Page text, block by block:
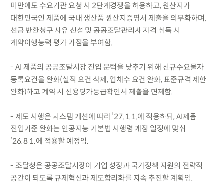
미만에도 수요기관 요청 시 2단계경쟁을 허용하고, 원산지가
대한민국인 제품에 국내 생산품 원산지증명서 제출을 의무화하며,
선금 반환청구 사유 신설 및 공공조달관리사 자격 취득 시
계약이행능력 평가 가점을 부여함.
- AI 제품의 공공조달시장 진입 문턱을 낮추기 위해 신규수요물자
등록요건을 완화(실적 요건 삭제, 업체수 요건 완화, 표준규격 제한
완화)하고 계약 시 신용평가등급확인서 제출을 면제함.
- 제도 시행은 시스템 개선에 따라 ’27.1.1.에 적용하되, AI제품
진입기준 완화는 인공지능 기본법 시행령 개정 일정에 맞춰
’26.8.1.에 적용할 예정임.
- 조달청은 공공조달시장이 기업 성장과 국가정책 지원의 전략적
공간이 되도록 규제혁신과 제도합리화를 지속 추진할 계획임.